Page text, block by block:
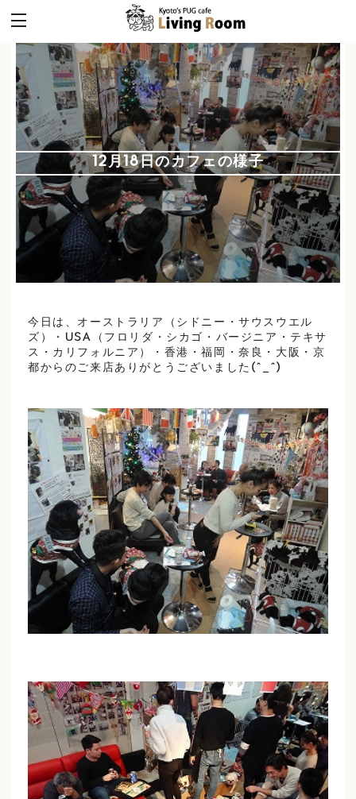
12月18日のカフェの様子
今日は、オーストラリア（シドニー・サウスウエル
ズ）・USA（フロリダ・シカゴ・バージニア・テキサ
ス・カリフォルニア）・香港・福岡・奈良・大阪・京
都からのご来店ありがとうございました(^_^)